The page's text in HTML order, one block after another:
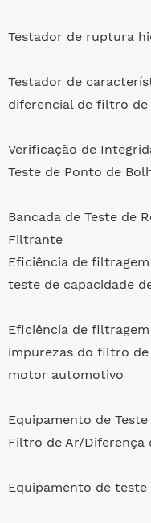
Testador de ruptura
Testador de
diferencial de filtro de
Verificação de
Teste de Ponto de
Bancada de Teste de
Filtrante
Eficiência de
teste de capacidade
Eficiência de
impurezas do filtro
motor automotivo
Equipamento de
Filtro de Ar/Diferença
Equipamento de